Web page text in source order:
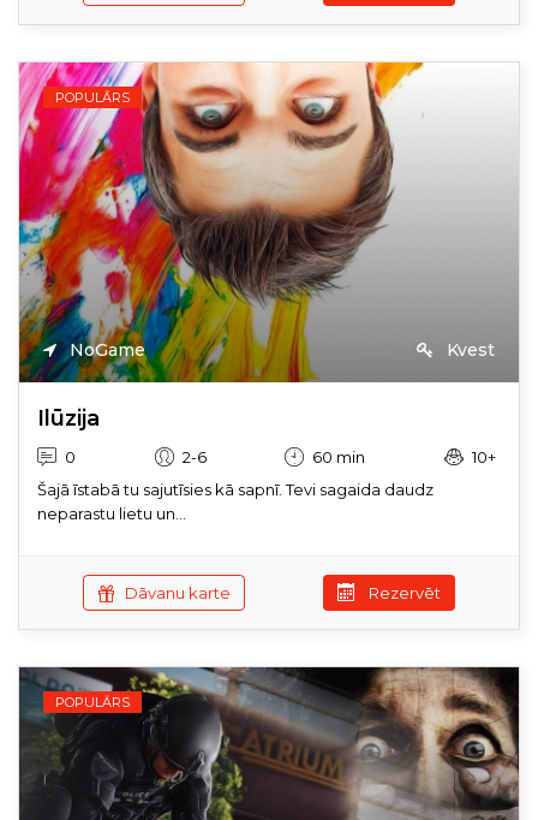
POPULĀRS
NoGame Kvest
Ilūzija
0 2-6 60 min
10+
Šajā īstabā tu sajutīsies kā sapnī. Tevi sagaida daudz
neparastu lietu un...
Dāvanu karte Rezervēt
POPULĀRS